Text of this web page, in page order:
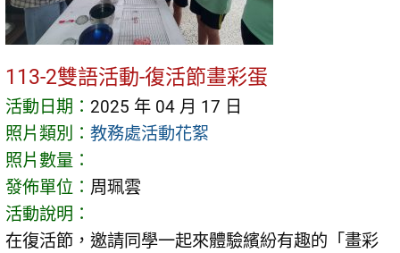
113-2雙語活動-復活節畫彩蛋
活動日期： 2025 年 04 月 17 日
照片類別： 教務處活動花絮
照片數量：
發佈單位： 周珮雲
活動說明：
在復活節，邀請同學一起來體驗繽紛有趣的「畫彩